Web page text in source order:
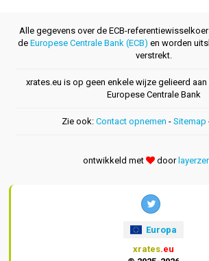
Alle gegevens over de ECB-
de Europese Centrale Bank (ECB) en worden
verstrekt.
xrates.eu is op geen enkele wijze gelieerd
Europese Centrale Bank
Zie ook: Contact opnemen - Sitemap
ontwikkeld met door
Europa
xrates.eu